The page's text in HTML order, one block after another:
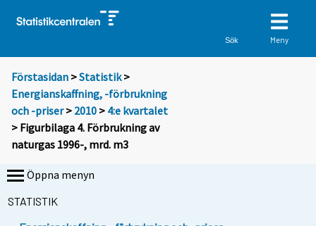
Sök Meny
Förstasidan >Statistik >
Energianskaffning, -förbrukning
och -priser> 2010 > 4:e kvartalet
> Figurbilaga 4. Förbrukning av
naturgas 1996-, mrd. m3
Öppna menyn
STATISTIK